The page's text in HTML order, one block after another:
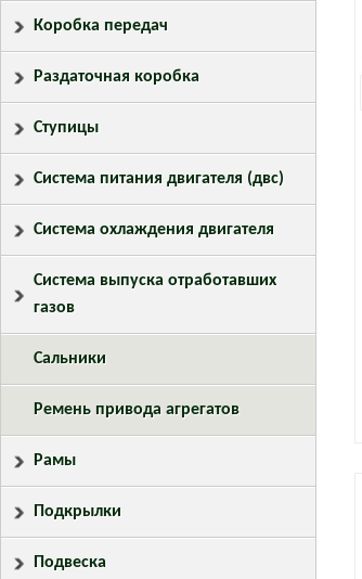
Коробка передач
Раздаточная коробка
Ступицы
Система питания двигателя (двс)
Система охлаждения двигателя
Система выпуска отработавших
газов
Сальники
Ремень привода агрегатов
Рамы
Подкрылки
Подвеска